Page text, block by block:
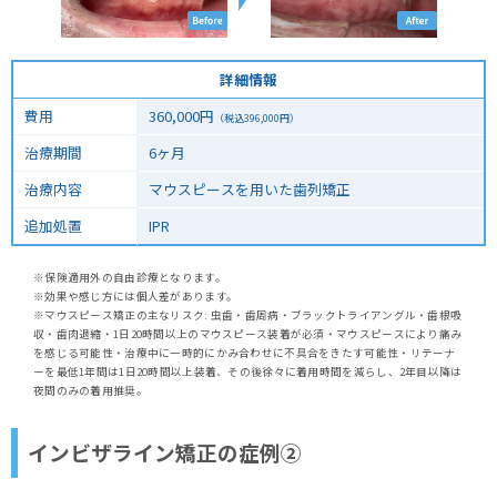
詳細情報
費用
360,000円 （税込396,000円）
治療期間
6ヶ月
治療内容
マウスピースを用いた歯列矯正
追加処置
IPR
※保険適用外の自由診療となります。
※効果や感じ方には個人差があります。
※マウスピース矯正の主なリスク: 虫歯・歯周病・ブラックトライアングル・歯根吸
収・歯肉退縮・1日20時間以上のマウスピース装着が必須・マウスピースにより痛み
を感じる可能性・治療中に一時的にかみ合わせに不具合をきたす可能性・リテーナ
ーを最低1年間は1日20時間以上装着、その後徐々に着用時間を減らし、2年目以降は
夜間のみの着用推奨。
インビザライン矯正の症例②